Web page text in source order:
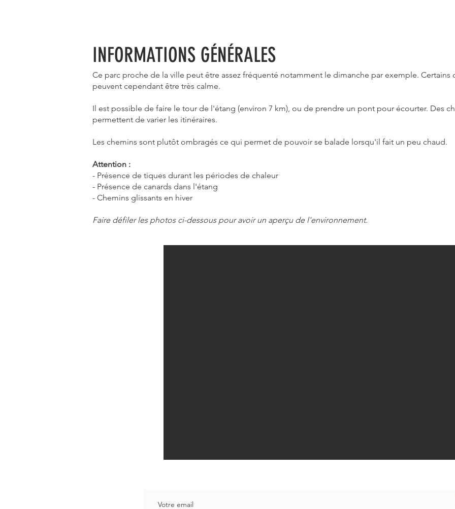
INFORMATIONS GÉNÉRALES
Ce parc proche de la ville peut être assez fréquenté notamment le dimanche par exemple. Certains
peuvent cependant être très calme.
Il est possible de faire le tour de l'étang (environ 7 km), ou de prendre un pont pour écourter. Des
permettent de varier les itinéraires.
Les chemins sont plutôt ombragés ce qui permet de pouvoir se balade lorsqu'il fait un peu chaud.
Attention :
- Présence de tiques durant les périodes de chaleur
- Présence de canards dans l'étang
- Chemins glissants en hiver
Faire défiler les photos ci-dessous pour avoir un aperçu de l'environnement.